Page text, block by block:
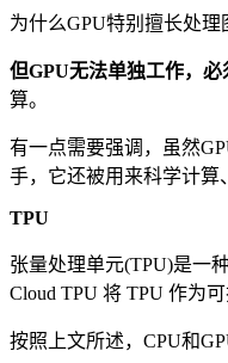
为什么GPU特别擅长处
但GPU无法单独工作，
算。
有一点需要强调，虽然
手，它还被用来科学计算
TPU
张量处理单元(TPU)是一种
Cloud TPU 将 TPU 作为
按照上文所述，CPU和